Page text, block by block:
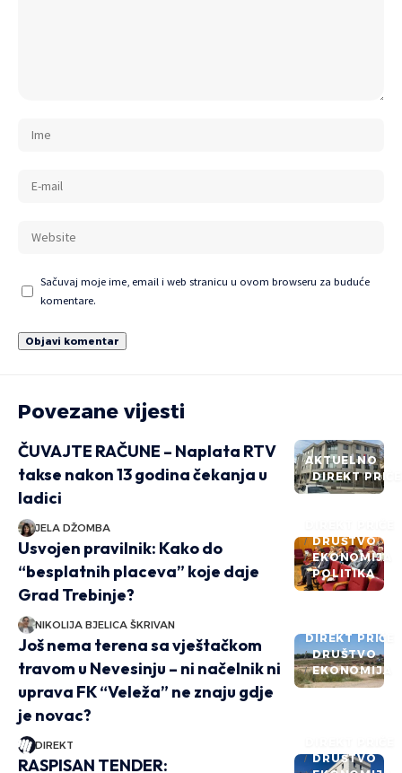
Sačuvaj moje ime, email i web stranicu u ovom browseru za buduće
komentare.
Povezane vijesti
AKTUELNO
DIREKT PRIČE
ČUVAJTE RAČUNE – Naplata RTV
takse nakon 13 godina čekanja u
ladici
JELA DŽOMBA
DRUŠTVO
EKONOMIJA
POLITIKA
Usvojen pravilnik: Kako do
“besplatnih placeva” koje daje
Grad Trebinje?
NIKOLIJA BJELICA ŠKRIVAN
DIREKT PRIČE
DRUŠTVO
EKONOMIJA
Još nema terena sa vještačkom
travom u Nevesinju – ni načelnik ni
uprava FK “Veleža” ne znaju gdje
je novac?
DIREKT
DRUŠTVO
RASPISAN TENDER: